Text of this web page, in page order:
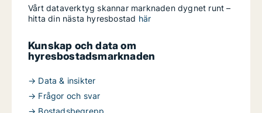
Vårt dataverktyg skannar marknaden dygnet runt –
hitta din nästa hyresbostad här
Kunskap och data om
hyresbostadsmarknaden
→ Data & insikter
→ Frågor och svar
→ Bostadsbegrepp